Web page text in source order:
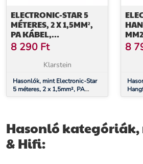
ELECTRONIC-STAR 5
MÉTERES, 2 X 1,5MM²,
PA KÁBEL,
TÖRÉSVÉDŐVEL
8 290 Ft
Klarstein
Hasonlók, mint Electronic-Star
5 méteres, 2 x 1,5mm², PA
kábel, törésvédővel
+ KZ
8
Hasonló
& Hifi: